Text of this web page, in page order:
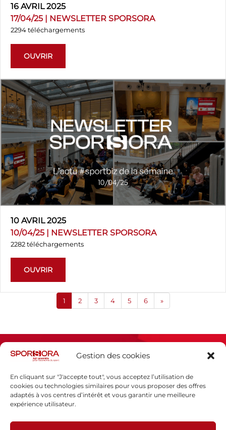
Gestion des cookies
En cliquant sur "J'accepte tout", vous acceptez l’utilisation de
cookies ou technologies similaires pour vous proposer des offres
adaptés à vos centres d’intérêt et vous garantir une meilleure
expérience utilisateur.
16 AVRIL 2025
17/04/25 | NEWSLETTER SPORSORA
2294 téléchargements
OUVRIR
10 AVRIL 2025
10/04/25 | NEWSLETTER SPORSORA
2282 téléchargements
OUVRIR
1 2 3 4 5 6 »
Espace presse
Politique de confidentialité